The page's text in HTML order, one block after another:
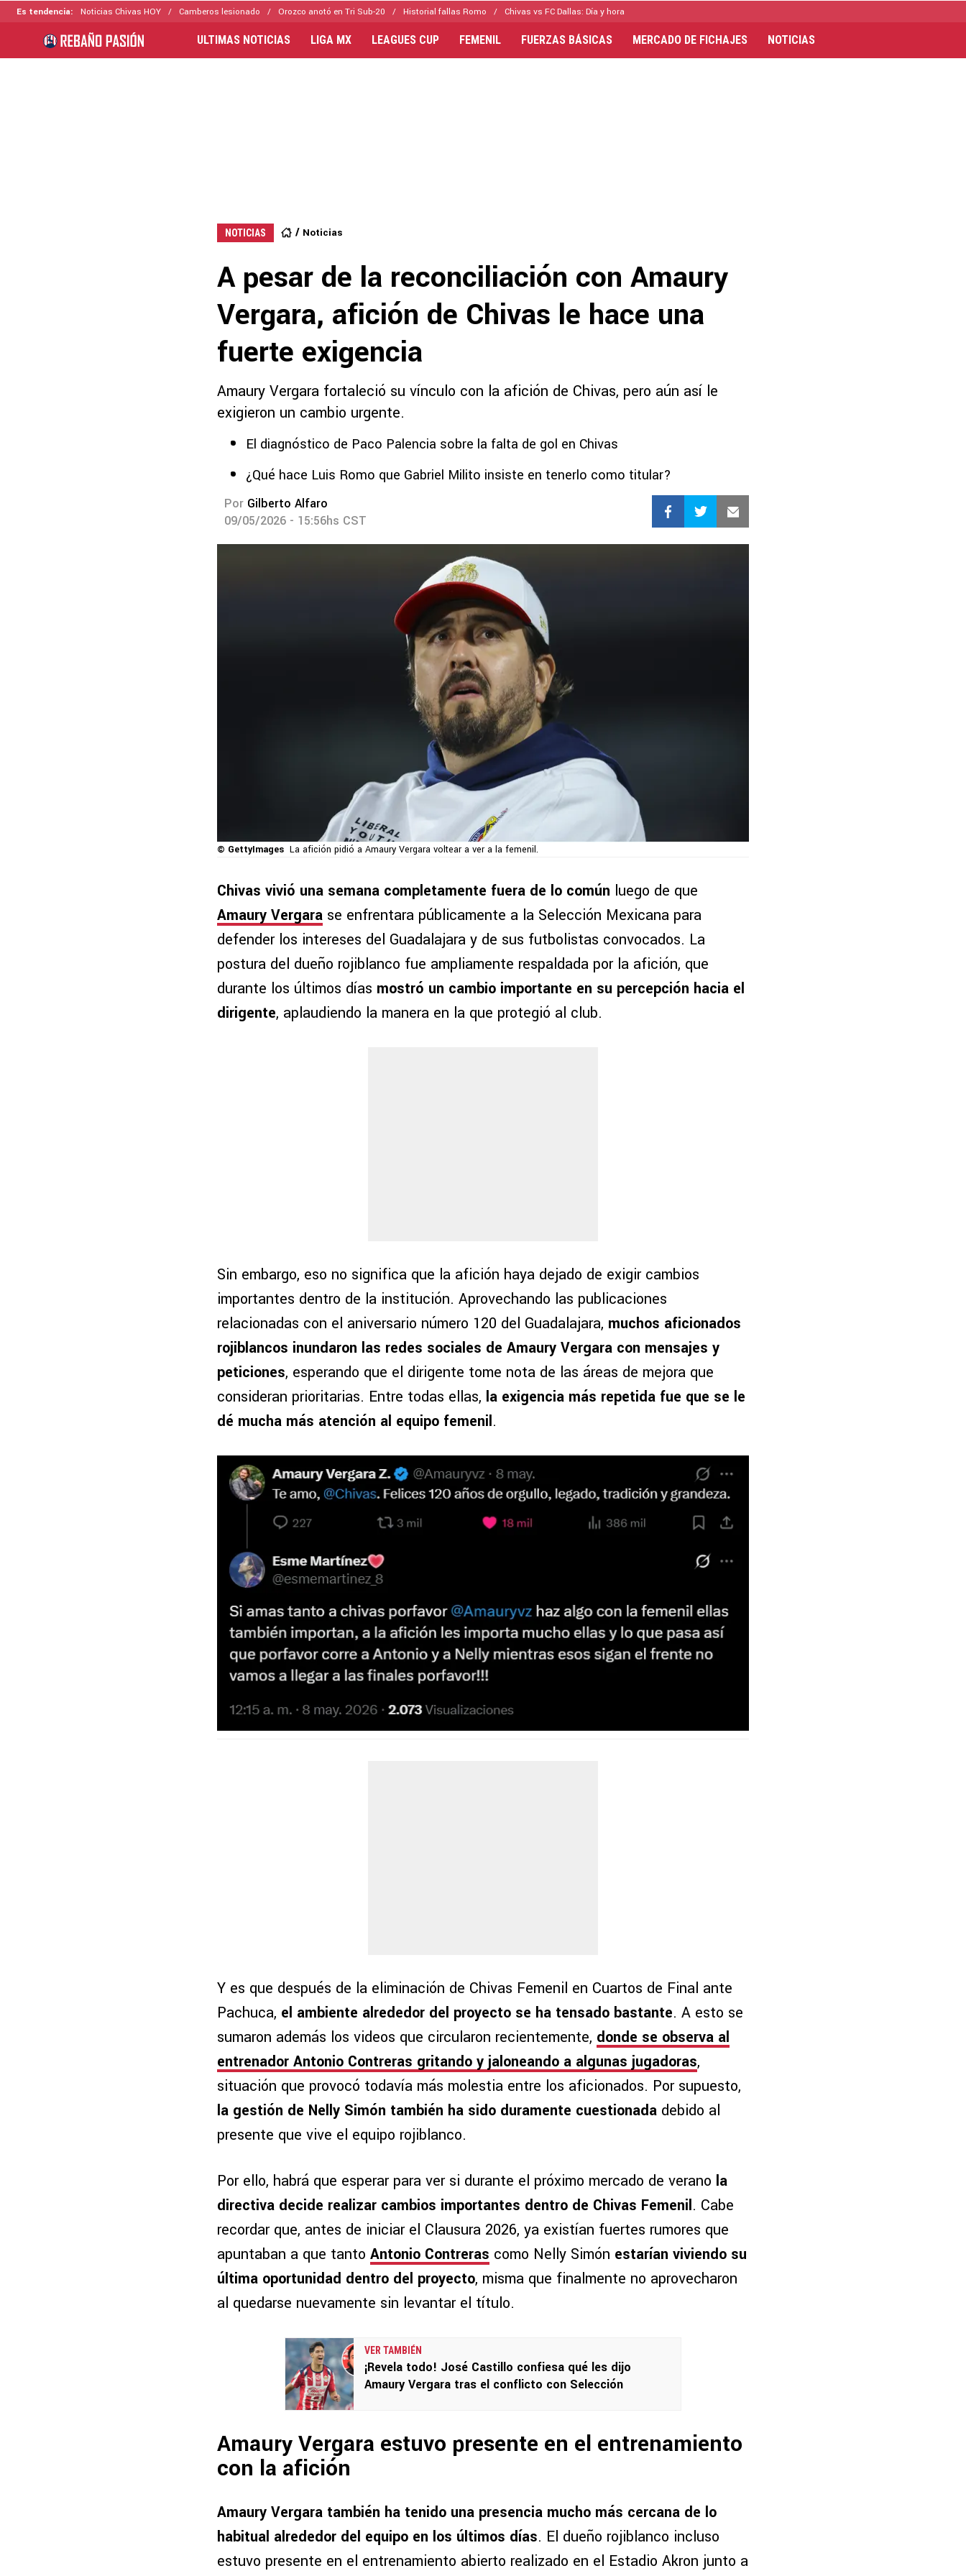
Es tendencia: Noticias Chivas HOY Camberos lesionado Orozco anotó en Tri Sub-20 Historial fallas Romo Chivas vs FC Dallas: Día y hora
ULTIMAS NOTICIAS LIGA MX LEAGUES CUP FEMENIL FUERZAS BÁSICAS MERCADO DE FICHAJES NOTICIAS
NOTICIAS Noticias
A pesar de la reconciliación con Amaury
Vergara, afición de Chivas le hace una
fuerte exigencia
Amaury Vergara fortaleció su vínculo con la afición de Chivas, pero aún así le
exigieron un cambio urgente.
El diagnóstico de Paco Palencia sobre la falta de gol en Chivas
¿Qué hace Luis Romo que Gabriel Milito insiste en tenerlo como titular?
Por Gilberto Alfaro
09/05/2026 - 15:56hs CST
© GettyImages La afición pidió a Amaury Vergara voltear a ver a la femenil.
Chivas vivió una semana completamente fuera de lo común luego de que
Amaury Vergara se enfrentara públicamente a la Selección Mexicana para
defender los intereses del Guadalajara y de sus futbolistas convocados. La
postura del dueño rojiblanco fue ampliamente respaldada por la afición, que
durante los últimos días mostró un cambio importante en su percepción hacia el
dirigente, aplaudiendo la manera en la que protegió al club.
Sin embargo, eso no significa que la afición haya dejado de exigir cambios
importantes dentro de la institución. Aprovechando las publicaciones
relacionadas con el aniversario número 120 del Guadalajara, muchos aficionados
rojiblancos inundaron las redes sociales de Amaury Vergara con mensajes y
peticiones, esperando que el dirigente tome nota de las áreas de mejora que
consideran prioritarias. Entre todas ellas, la exigencia más repetida fue que se le
dé mucha más atención al equipo femenil.
Y es que después de la eliminación de Chivas Femenil en Cuartos de Final ante
Pachuca, el ambiente alrededor del proyecto se ha tensado bastante. A esto se
sumaron además los videos que circularon recientemente, donde se observa al
entrenador Antonio Contreras gritando y jaloneando a algunas jugadoras,
situación que provocó todavía más molestia entre los aficionados. Por supuesto,
la gestión de Nelly Simón también ha sido duramente cuestionada debido al
presente que vive el equipo rojiblanco.
Por ello, habrá que esperar para ver si durante el próximo mercado de verano la
directiva decide realizar cambios importantes dentro de Chivas Femenil. Cabe
recordar que, antes de iniciar el Clausura 2026, ya existían fuertes rumores que
apuntaban a que tanto Antonio Contreras como Nelly Simón estarían viviendo su
última oportunidad dentro del proyecto, misma que finalmente no aprovecharon
al quedarse nuevamente sin levantar el título.
VER TAMBIÉN
¡Revela todo! José Castillo confiesa qué les dijo
Amaury Vergara tras el conflicto con Selección
Amaury Vergara estuvo presente en el entrenamiento
con la afición
Amaury Vergara también ha tenido una presencia mucho más cercana de lo
habitual alrededor del equipo en los últimos días. El dueño rojiblanco incluso
estuvo presente en el entrenamiento abierto realizado en el Estadio Akron junto a